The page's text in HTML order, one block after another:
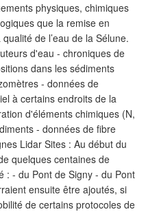
physiques, chimiques
que la remise en
de l’eau de la Sélune.
d'eau - chroniques de
dans les sédiments
- données de
à certains endroits de la
d'éléments chimiques (N,
- données de fibre
Lidar Sites : Au début du
quelques centaines de
: - du Pont de Signy - du Pont
ensuite être ajoutés, si
de certains protocoles de